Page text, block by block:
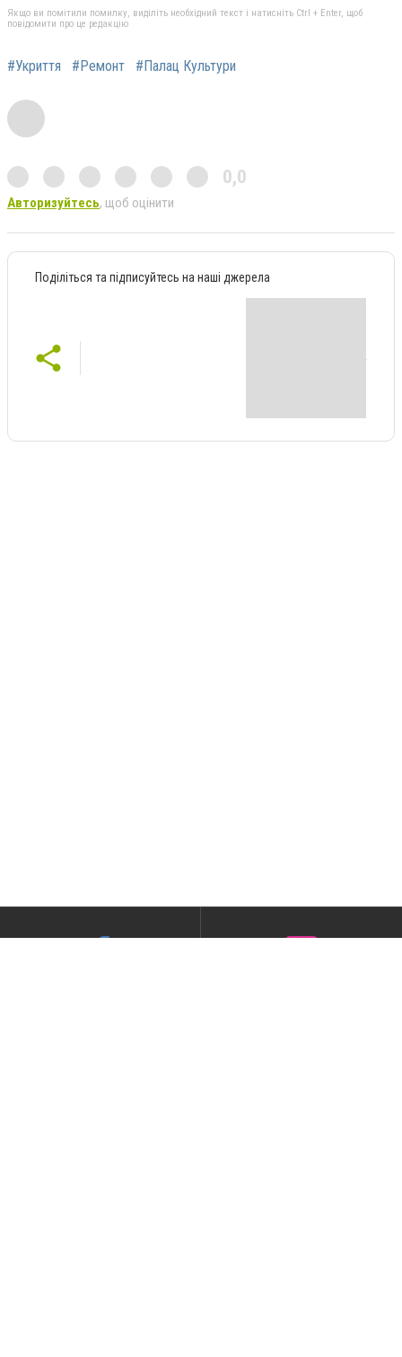
Якщо ви помітили помилку, виділіть необхідний текст і натисніть Ctrl + Enter, щоб
повідомити про це редакцію
#Укриття #Ремонт #Палац Культури
0,0
Авторизуйтесь, щоб оцінити
Поділіться та підписуйтесь на наші джерела